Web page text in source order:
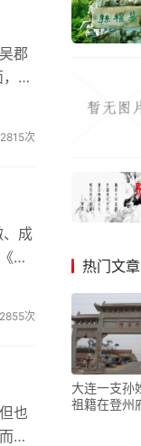
郡
而
2815次
、成
华
2855次
也
成
热门文章
大连一支孙
祖籍在登州